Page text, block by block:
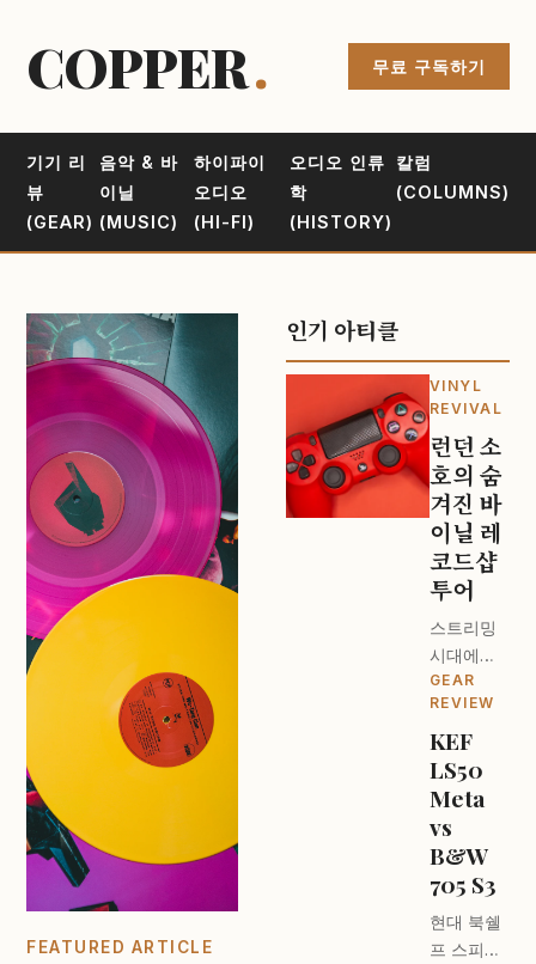
COPPER. 무료 구독하기
기기 리
뷰
(GEAR)
음악 & 바
이닐
(MUSIC)
하이파이
오디오
(HI-FI)
오디오 인류
학
(HISTORY)
칼럼
(COLUMNS)
FEATURED ARTICLE
인기 아티클
VINYL
REVIVAL
런던 소
호의 숨
겨진 바
이닐 레
코드샵
투어
스트리밍
시대에도
턴테이블
이 돌아가
는 이유. 런
던 오디오
파일들의
성지를 찾
아서.
GEAR
REVIEW
KEF
LS50
Meta
vs
B&W
705 S3
현대 북쉘
프 스피커